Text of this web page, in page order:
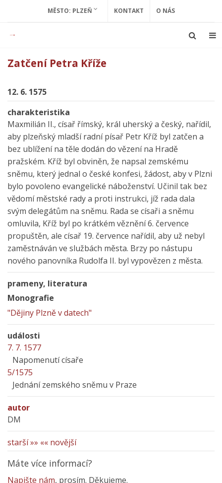
MĚSTO: PLZEŇ KONTAKT O NÁS
Zatčení Petra Kříže
12. 6. 1575
charakteristika
Maxmilián II., císař římský, král uherský a český, nařídil,
aby plzeňský mladší radní písař Petr Kříž byl zatčen a
bez ublížení na těle dodán do vězení na Hradě
pražském. Kříž byl obviněn, že napsal zemskému
sněmu, který jednal o české konfesi, žádost, aby v Plzni
bylo povoleno evangelické náboženství. Učinil tak bez
vědomí městské rady a proti instrukci, jíž rada dala
svým delegátům na sněmu. Rada se císaři a sněmu
omluvila, Kříž byl po krátkém věznění 6. července
propuštěn, ale císař 19. července nařídil, aby už nebyl
zaměstnáván ve službách města. Brzy po nástupu
nového panovníka Rudolfa II. byl vypovězen z města.
prameny, literatura
Monografie
"Dějiny Plzně v datech"
události
7. 7. 1577
Napomenutí císaře
5/1575
Jednání zemského sněmu v Praze
autor
DM
starší »» «« novější
Máte více informací?
Napište nám, prosím. Děkujeme.